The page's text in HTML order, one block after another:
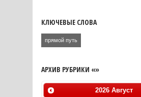
КЛЮЧЕВЫЕ СЛОВА
прямой путь
АРХИВ РУБРИКИ «»
2026 Август